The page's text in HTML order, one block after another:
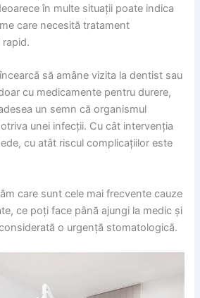
în multe situații poate indica
care necesită tratament
să amâne vizita la dentist sau
cu medicamente pentru durere,
un semn că organismul
unei infecții. Cu cât intervenția
cu atât riscul complicațiilor este
care sunt cele mai frecvente cauze
ce poți face până ajungi la medic și
o urgență stomatologică.